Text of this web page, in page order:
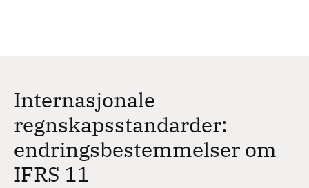
Internasjonale
regnskapsstandarder:
endringsbestemmelser om
IFRS 11